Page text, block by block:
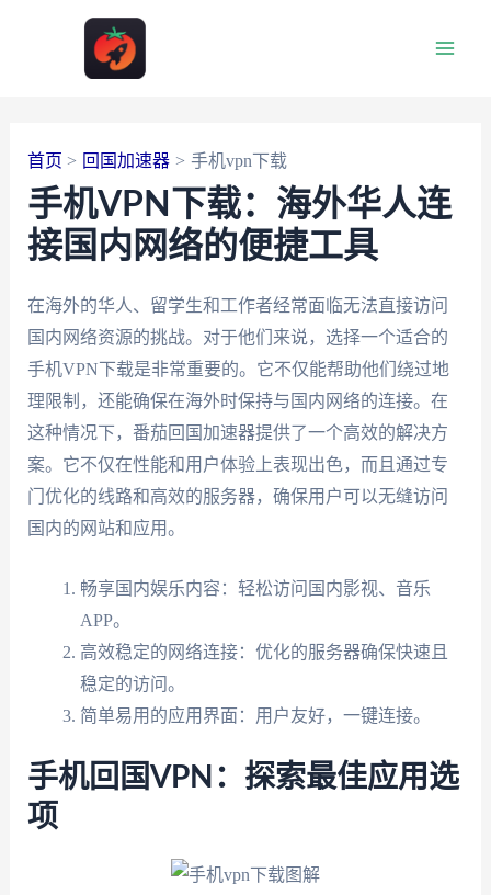
首页 回国加速器 手机vpn下载
手机VPN下载：海外华人连
接国内网络的便捷工具
在海外的华人、留学生和工作者经常面临无法直接访问
国内网络资源的挑战。对于他们来说，选择一个适合的
手机VPN下载是非常重要的。它不仅能帮助他们绕过地
理限制，还能确保在海外时保持与国内网络的连接。在
这种情况下，番茄回国加速器提供了一个高效的解决方
案。它不仅在性能和用户体验上表现出色，而且通过专
门优化的线路和高效的服务器，确保用户可以无缝访问
国内的网站和应用。
畅享国内娱乐内容：轻松访问国内影视、音乐
APP。
高效稳定的网络连接：优化的服务器确保快速且
稳定的访问。
简单易用的应用界面：用户友好，一键连接。
手机回国VPN：探索最佳应用选
项